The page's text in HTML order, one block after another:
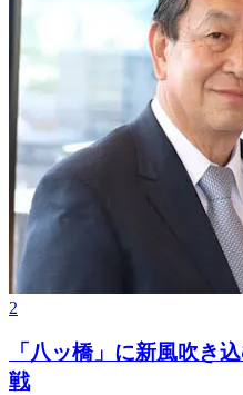
2
「八ッ橋」に新風吹き
戦